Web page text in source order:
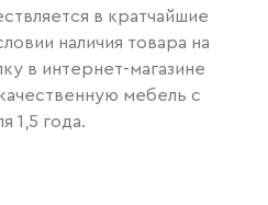
в кратчайшие
наличия товара на
в интернет-магазине
мебель с
1,5 года.